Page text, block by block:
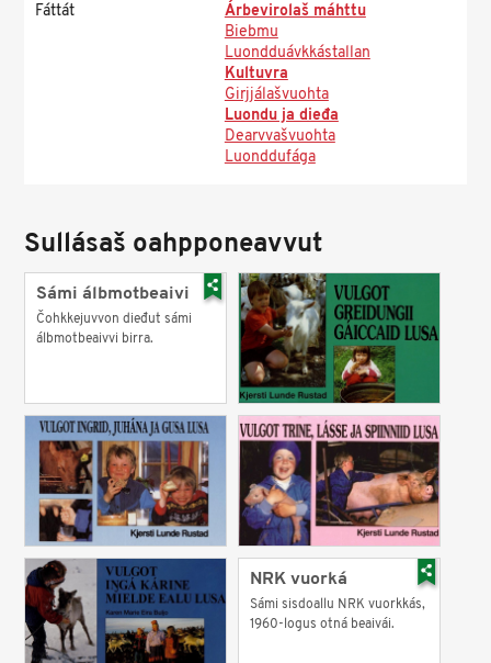
Fáttát
Árbevirolaš máhttu
Biebmu
Luondduávkkástallan
Kultuvra
Girjjálašvuohta
Luondu ja dieđa
Dearvvašvuohta
Luonddufága
Sullásaš oahpponeavvut
Sámi álbmotbeaivi
Čohkkejuvvon dieđut sámi
álbmotbeaivvi birra.
NRK vuorká
Sámi sisdoallu NRK vuorkkás,
1960-logus otná beaivái.